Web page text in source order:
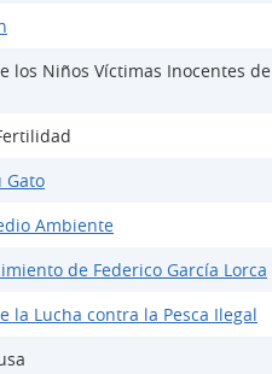
los Niños Víctimas Inocentes de
Gato
Ambiente
de Federico García Lorca
la Lucha contra la Pesca Ilegal